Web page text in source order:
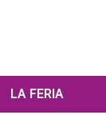
LA FERIA